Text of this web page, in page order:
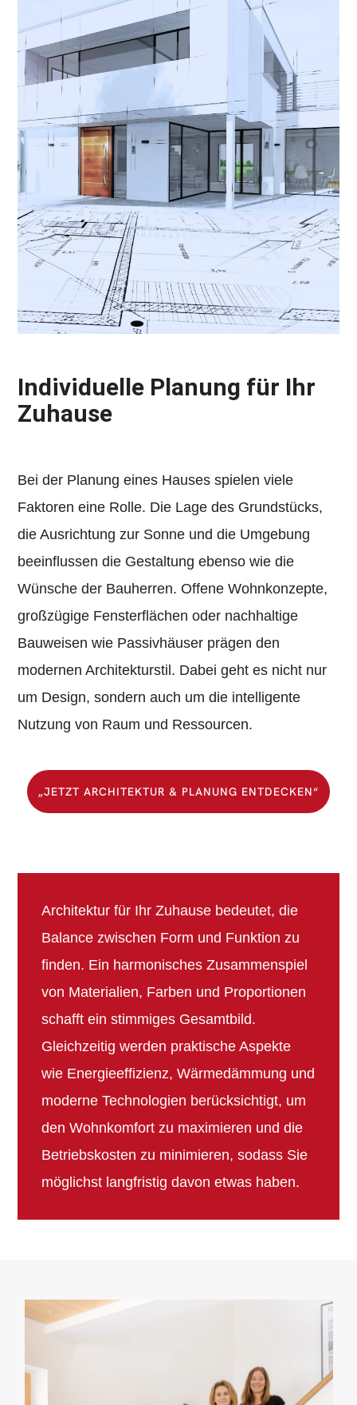
Individuelle Planung für Ihr
Zuhause
Bei der Planung eines Hauses spielen viele
Faktoren eine Rolle. Die Lage des Grundstücks,
die Ausrichtung zur Sonne und die Umgebung
beeinflussen die Gestaltung ebenso wie die
Wünsche der Bauherren. Offene Wohnkonzepte,
großzügige Fensterflächen oder nachhaltige
Bauweisen wie Passivhäuser prägen den
modernen Architekturstil. Dabei geht es nicht nur
um Design, sondern auch um die intelligente
Nutzung von Raum und Ressourcen.
„JETZT ARCHITEKTUR & PLANUNG ENTDECKEN“
Architektur für Ihr Zuhause bedeutet, die
Balance zwischen Form und Funktion zu
finden. Ein harmonisches Zusammenspiel
von Materialien, Farben und Proportionen
schafft ein stimmiges Gesamtbild.
Gleichzeitig werden praktische Aspekte
wie Energieeffizienz, Wärmedämmung und
moderne Technologien berücksichtigt, um
den Wohnkomfort zu maximieren und die
Betriebskosten zu minimieren, sodass Sie
möglichst langfristig davon etwas haben.